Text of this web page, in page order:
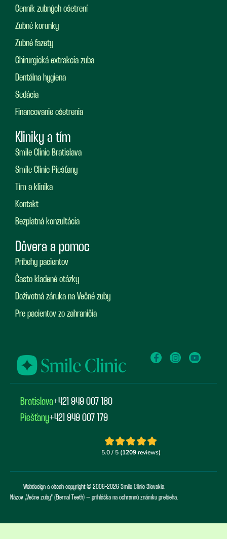
Cenník zubných ošetrení
Zubné korunky
Zubné fazety
Chirurgická extrakcia zuba
Dentálna hygiena
Sedácia
Financovanie ošetrenia
Kliniky a tím
Smile Clinic Bratislava
Smile Clinic Piešťany
Tím a klinika
Kontakt
Bezplatná konzultácia
Dôvera a pomoc
Príbehy pacientov
Často kladené otázky
Doživotná záruka na Večné zuby
Pre pacientov zo zahraničia
Bratislava+421 949 007 180
Piešťany+421 949 007 179
Webdesign a obsah copyright © 2006-2026 Smile Clinic Slovakia.
Názov „Večne zuby“ (Eternal Teeth) – prihláška na ochrannú známku prebieha.